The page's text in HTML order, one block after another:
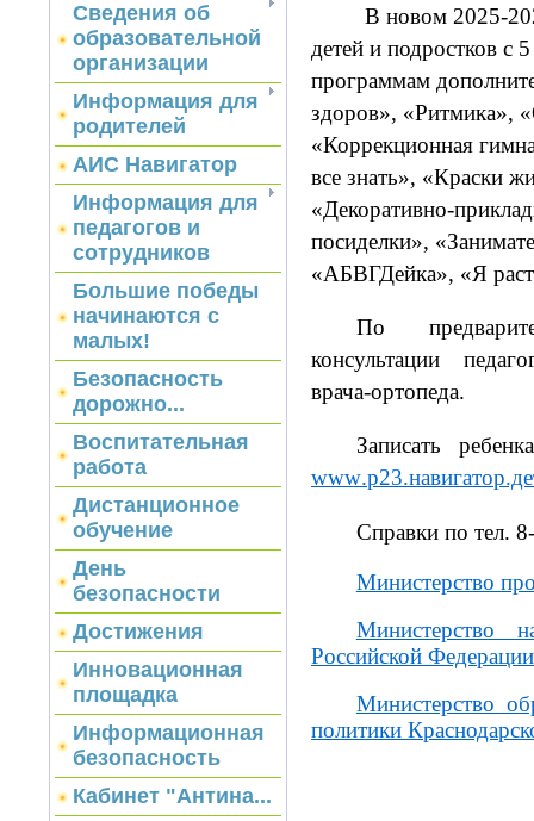
Сведения об
образовательной
организации
Информация для
родителей
АИС Навигатор
Информация для
педагогов и
сотрудников
Большие победы
начинаются с
малых!
Безопасность
дорожно...
Воспитательная
работа
Дистанционное
обучение
День
безопасности
Достижения
Инновационная
площадка
Информационная
безопасность
Кабинет "Антина...
В новом 2025-
детей и подростков с
программам
здоров», «Ритмика»,
«Коррекционная
все знать», «Краски
«Декоративно-
посиделки»,
«АБВГДейка», «Я
По
консультации
врача-ортопеда.
Записать
www
Справки по тел.
Министерство
Министерство
Российской Федерации
Министерство
политики